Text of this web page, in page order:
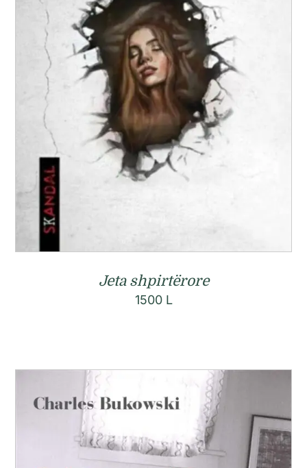
Jeta shpirtërore
1500 L